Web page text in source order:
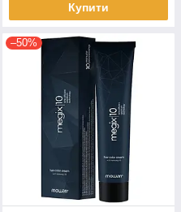
Купити
–50%